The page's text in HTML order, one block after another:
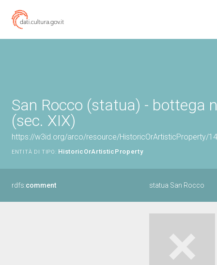
San Rocco (statua) - bottega
(sec. XIX)
https://w3id.org/arco/resource/HistoricOrArtisticProperty/
ENTITÀ DI TIPO: HistoricOrArtisticProperty
rdfs:comment statua San Rocco